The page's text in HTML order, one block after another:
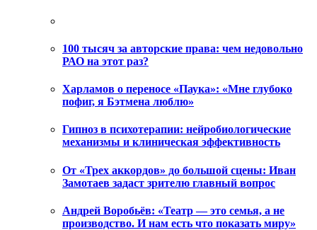
100 тысяч за авторские права: чем недовольно
РАО на этот раз?
Харламов о переносе «Паука»: «Мне глубоко
пофиг, я Бэтмена люблю»
Гипноз в психотерапии: нейробиологические
механизмы и клиническая эффективность
От «Трех аккордов» до большой сцены: Иван
Замотаев задаст зрителю главный вопрос
Андрей Воробьёв: «Театр — это семья, а не
производство. И нам есть что показать миру»